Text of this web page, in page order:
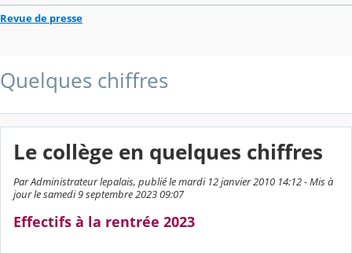
Revue de presse
Quelques chiffres
Le collège en quelques chiffres
Par Administrateur lepalais, publié le mardi 12 janvier 2010 14:12 - Mis à
jour le samedi 9 septembre 2023 09:07
Effectifs à la rentrée 2023